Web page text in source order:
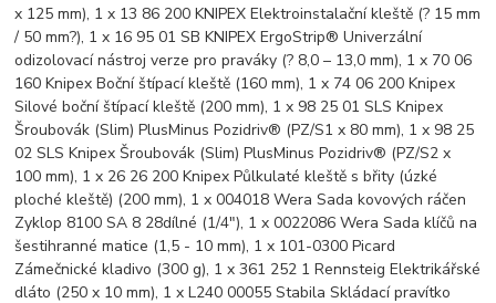
x 125 mm), 1 x 13 86 200 KNIPEX Elektroinstalační kleště (? 15 mm
/ 50 mm?), 1 x 16 95 01 SB KNIPEX ErgoStrip® Univerzální
odizolovací nástroj verze pro praváky (? 8,0 – 13,0 mm), 1 x 70 06
160 Knipex Boční štípací kleště (160 mm), 1 x 74 06 200 Knipex
Silové boční štípací kleště (200 mm), 1 x 98 25 01 SLS Knipex
Šroubovák (Slim) PlusMinus Pozidriv® (PZ/S1 x 80 mm), 1 x 98 25
02 SLS Knipex Šroubovák (Slim) PlusMinus Pozidriv® (PZ/S2 x
100 mm), 1 x 26 26 200 Knipex Půlkulaté kleště s břity (úzké
ploché kleště) (200 mm), 1 x 004018 Wera Sada kovových ráčen
Zyklop 8100 SA 8 28dílné (1/4"), 1 x 0022086 Wera Sada klíčů na
šestihranné matice (1,5 - 10 mm), 1 x 101-0300 Picard
Zámečnické kladivo (300 g), 1 x 361 252 1 Rennsteig Elektrikářské
dláto (250 x 10 mm), 1 x L240 00055 Stabila Skládací pravítko